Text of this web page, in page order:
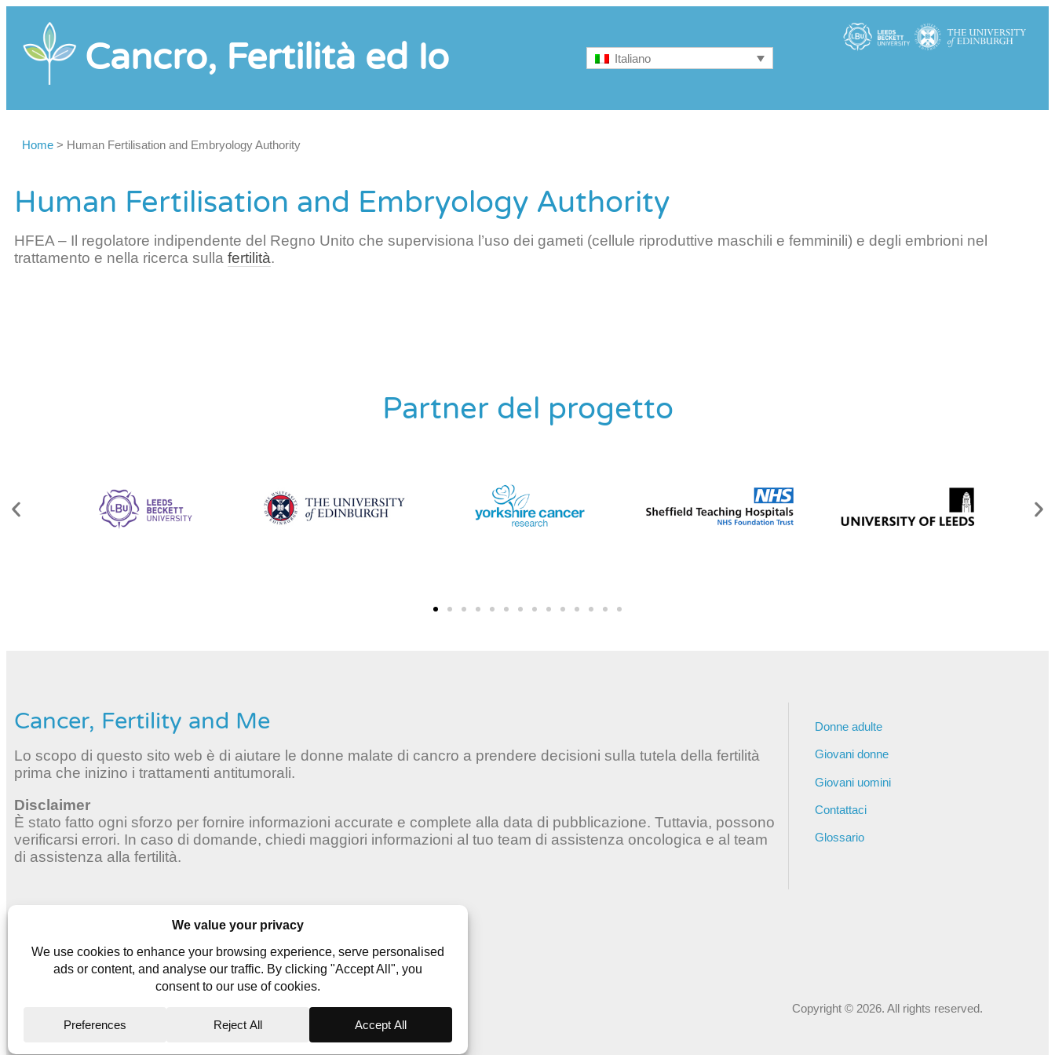
Cancro, Fertilità ed Io Italiano
Home > Human Fertilisation and Embryology Authority
Human Fertilisation and Embryology Authority
HFEA – Il regolatore indipendente del Regno Unito che supervisiona l’uso dei gameti (cellule riproduttive maschili e femminili) e degli embrioni nel
trattamento e nella ricerca sulla fertilità.
Partner del progetto
Cancer, Fertility and Me
Lo scopo di questo sito web è di aiutare le donne malate di cancro a prendere decisioni sulla tutela della fertilità
prima che inizino i trattamenti antitumorali.
Disclaimer
È stato fatto ogni sforzo per fornire informazioni accurate e complete alla data di pubblicazione. Tuttavia, possono
verificarsi errori. In caso di domande, chiedi maggiori informazioni al tuo team di assistenza oncologica e al team
di assistenza alla fertilità.
Donne adulte
Giovani donne
Giovani uomini
Contattaci
Glossario
Website Terms Privacy Policy Cookie Policy
Copyright © 2026. All rights reserved.